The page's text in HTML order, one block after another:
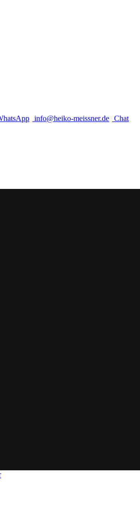
info@heiko-meissner.de Chat